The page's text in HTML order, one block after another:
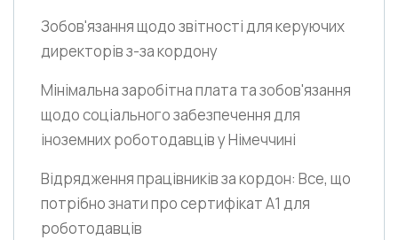
Зобов'язання щодо звітності для керуючих
директорів з-за кордону
Мінімальна заробітна плата та зобов'язання
щодо соціального забезпечення для
іноземних роботодавців у Німеччині
Відрядження працівників за кордон: Все, що
потрібно знати про сертифікат А1 для
роботодавців